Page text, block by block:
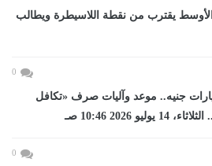
يقترب من نقطة اللاسيطرة ويطالب
0
تفوق 4 مليارات جنيه.. موعد وآليات صرف «تكافل
2026 10:46 صـ
0